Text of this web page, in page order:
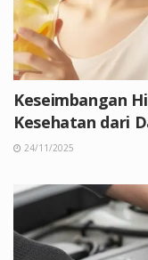
Keseimbangan
Kesehatan dari
24/11/2025